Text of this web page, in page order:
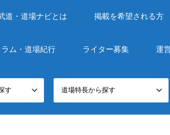
道・道場ナビとは 掲載を希望される方
ム・道場紀行 ライター募集 運
す 道場特長から探す